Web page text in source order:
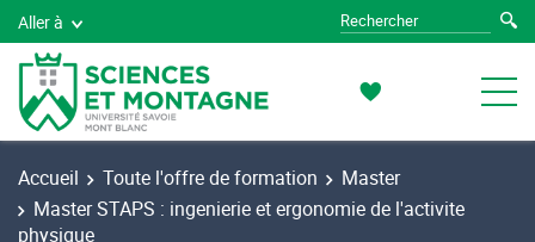
Aller à
Accueil Toute l'offre de formation
Master
Master STAPS : ingenierie et ergonomie de l'activite
physique